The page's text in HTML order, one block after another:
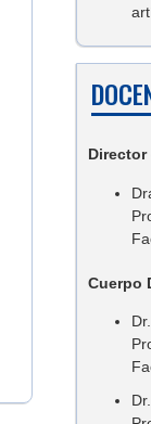
Director
Cuerpo